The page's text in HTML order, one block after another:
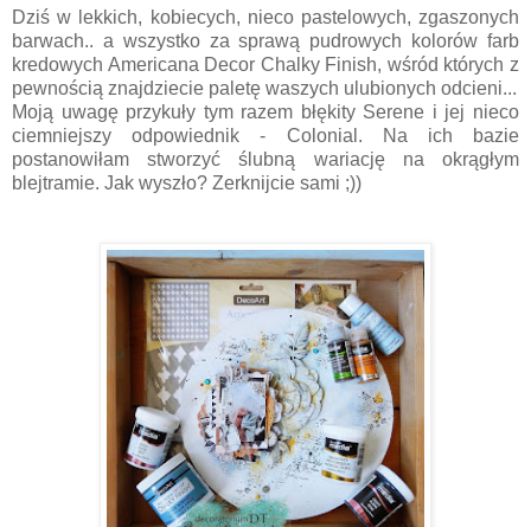
Dziś w lekkich, kobiecych, nieco pastelowych, zgaszonych
barwach.. a wszystko za sprawą pudrowych kolorów farb
kredowych Americana Decor Chalky Finish, wśród których z
pewnością znajdziecie paletę waszych ulubionych odcieni...
Moją uwagę przykuły tym razem błękity Serene i jej nieco
ciemniejszy odpowiednik - Colonial. Na ich bazie
postanowiłam stworzyć ślubną wariację na okrągłym
blejtramie. Jak wyszło? Zerknijcie sami ;))